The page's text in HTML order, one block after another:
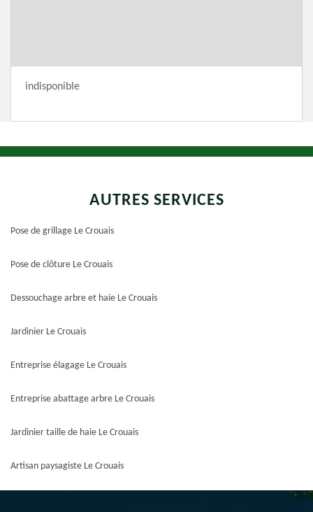
indisponible
AUTRES SERVICES
Pose de grillage Le Crouais
Pose de clôture Le Crouais
Dessouchage arbre et haie Le Crouais
Jardinier Le Crouais
Entreprise élagage Le Crouais
Entreprise abattage arbre Le Crouais
Jardinier taille de haie Le Crouais
Artisan paysagiste Le Crouais